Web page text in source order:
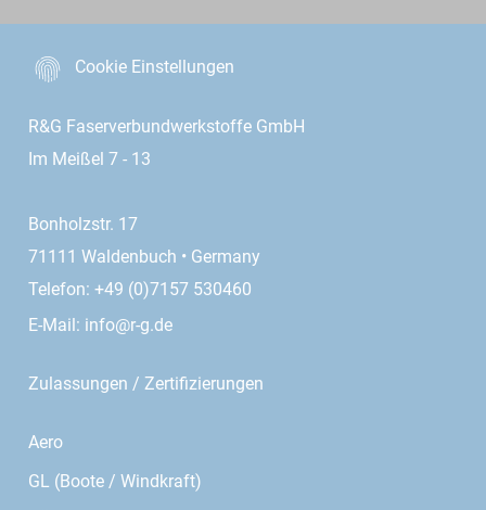
Cookie Einstellungen
R&G Faserverbundwerkstoffe GmbH
Im Meißel 7 - 13
Bonholzstr. 17
71111 Waldenbuch • Germany
Telefon: +49 (0)7157 530460
E-Mail: info@r-g.de
Zulassungen / Zertifizierungen
Aero
GL (Boote / Windkraft)